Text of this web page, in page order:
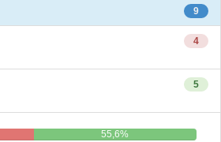
9
4
5
55,6%